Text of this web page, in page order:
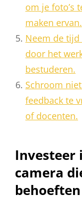
om je foto’s
maken ervan.
Neem de
door het
bestuderen.
Schroom
feedback te
of docenten.
Investeer
camera